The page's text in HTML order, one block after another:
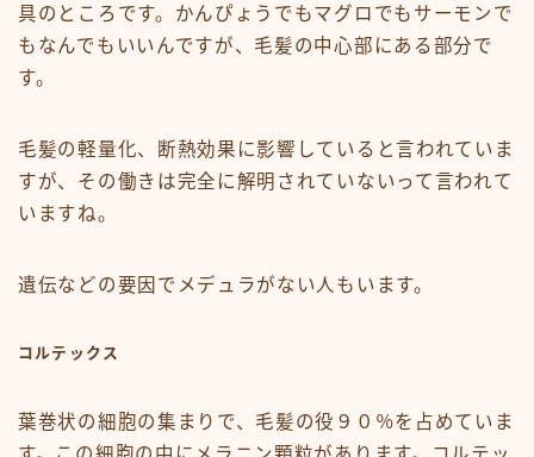
具のところです。かんぴょうでもマグロでもサーモンで
もなんでもいいんですが、毛髪の中心部にある部分で
す。
毛髪の軽量化、断熱効果に影響していると言われていま
すが、その働きは完全に解明されていないって言われて
いますね。
遺伝などの要因でメデュラがない人もいます。
コルテックス
葉巻状の細胞の集まりで、毛髪の役９０％を占めていま